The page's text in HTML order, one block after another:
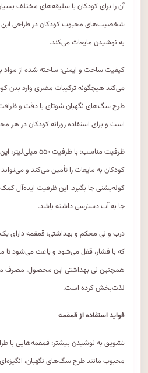
آن را برای کودکان با سلیقه‌های مختلف
شخصیت‌های محبوب کودکان در طراحی این
به نوشیدن مایعات می‌کند.
کیفیت ساخت و ایمنی: ساخته شده از مواد
طرح سگ‌های نگهبان شوتای با دقت و
است و برای استفاده روزانه کودکان در هر
ظرفیت مناسب: با
کودکان به مایعات را تأمین می‌کند و
کوله‌پشتی جا بگیرد. این ظرفیت ایده‌آل
جا به آب دسترسی داشته باشد.
درب و نی محکم و بهداشتی: قمقمه
که با فشار، قفل می‌شود و باعث می‌شود تا
همچنین نی بهداشتی این محصول، مصرف
لذت‌بخش کرده است.
فواید استفاده از قمقمه
تشویق به نوشیدن بیشتر: قمقمه‌هایی با
محبوب مانند طرح سگ‌های نگهبان،